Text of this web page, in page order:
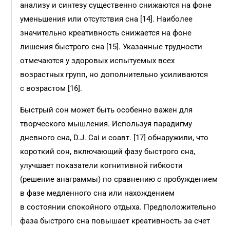
анализу и синтезу существенно снижаются на фоне
уменьшения или отсутствия сна [14]. Наиболее
значительно креативность снижается на фоне
лишения быстрого сна [15]. Указанные трудности
отмечаются у здоровых испытуемых всех
возрастных групп, но дополнительно усиливаются
с возрастом [16].
Быстрый сон может быть особенно важен для
творческого мышления. Используя парадигму
дневного сна, D.J. Cai и соавт. [17] обнаружили, что
короткий сон, включающий фазу быстрого сна,
улучшает показатели когнитивной гибкости
(решение анаграммы) по сравнению с пробуждением
в фазе медленного сна или нахождением
в состоянии спокойного отдыха. Предположительно
фаза быстрого сна повышает креативность за счет